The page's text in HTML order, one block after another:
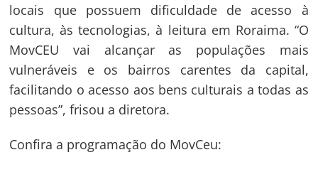
locais que possuem dificuldade de acesso à
cultura, às tecnologias, à leitura em Roraima. “O
MovCEU vai alcançar as populações mais
vulneráveis e os bairros carentes da capital,
facilitando o acesso aos bens culturais a todas as
pessoas”, frisou a diretora.
Confira a programação do MovCeu: